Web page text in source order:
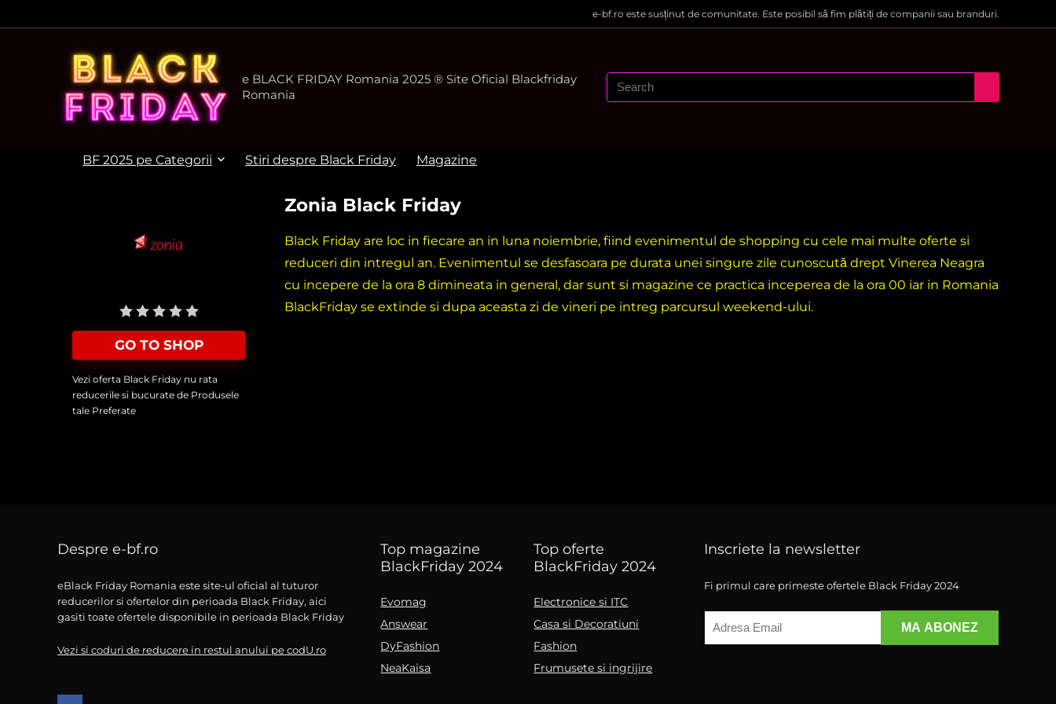
e-bf.ro este susținut de comunitate. Este posibil să fim plătiți de companii sau branduri.
e BLACK FRIDAY Romania 2025 ® Site Oficial Blackfriday
Romania
BF 2025 pe Categorii Stiri despre Black Friday Magazine
Zonia Black Friday
GO TO SHOP
Vezi oferta Black Friday nu rata
reducerile si bucurate de Produsele
tale Preferate
Black Friday are loc in fiecare an in luna noiembrie, fiind evenimentul de shopping cu cele mai multe oferte si
reduceri din intregul an. Evenimentul se desfasoara pe durata unei singure zile cunoscută drept Vinerea Neagra
cu incepere de la ora 8 dimineata in general, dar sunt si magazine ce practica inceperea de la ora 00 iar in Romania
BlackFriday se extinde si dupa aceasta zi de vineri pe intreg parcursul weekend-ului.
Despre e-bf.ro
eBlack Friday Romania este site-ul oficial al tuturor
reducerilor si ofertelor din perioada Black Friday, aici
gasiti toate ofertele disponibile in perioada Black Friday
Vezi si coduri de reducere in restul anului pe codU.ro
Top magazine
BlackFriday 2024
Evomag
Answear
DyFashion
NeaKaisa
Top oferte
BlackFriday 2024
Electronice si ITC
Casa si Decoratiuni
Fashion
Frumusete si ingrijire
Inscriete la newsletter
Fi primul care primeste ofertele Black Friday 2024